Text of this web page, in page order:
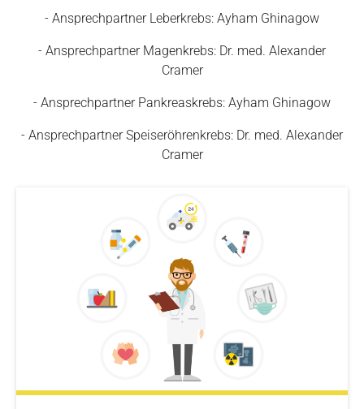
- Ansprechpartner Leberkrebs: Ayham Ghinagow
- Ansprechpartner Magenkrebs: Dr. med. Alexander
Cramer
- Ansprechpartner Pankreaskrebs: Ayham Ghinagow
- Ansprechpartner Speiseröhrenkrebs: Dr. med. Alexander
Cramer